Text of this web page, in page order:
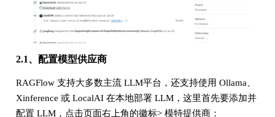
2.1、配置模型供应商
RAGFlow 支持大多数主流 LLM平台，还支持使用 Ollama、
Xinference 或 LocalAI 在本地部署 LLM，这里首先要添加并
配置 LLM，点击页面右上角的徽标> 模特提供商：